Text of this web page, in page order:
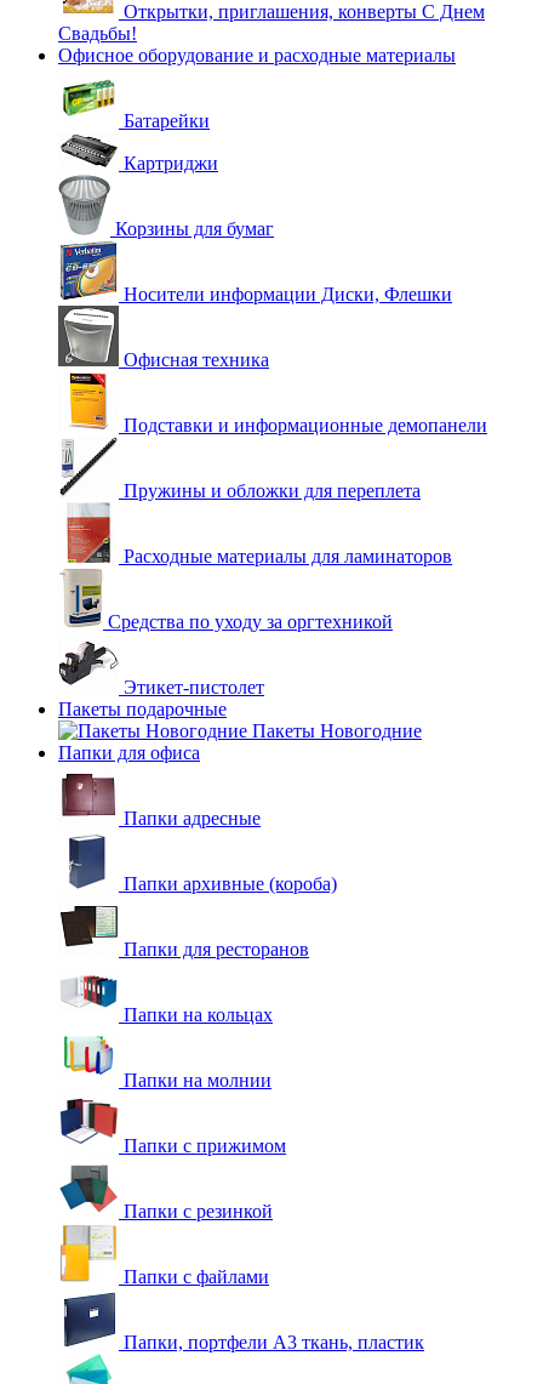
Открытки, приглашения, конверты С Днем
Свадьбы!
Офисное оборудование и расходные материалы
Батарейки
Картриджи
Корзины для бумаг
Носители информации Диски, Флешки
Офисная техника
Подставки и информационные демопанели
Пружины и обложки для переплета
Расходные материалы для ламинаторов
Средства по уходу за оргтехникой
Этикет-пистолет
Пакеты подарочные
Пакеты Новогодние
Папки для офиса
Папки адресные
Папки архивные (короба)
Папки для ресторанов
Папки на кольцах
Папки на молнии
Папки с прижимом
Папки с резинкой
Папки с файлами
Папки, портфели А3 ткань, пластик